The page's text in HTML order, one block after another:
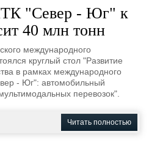
"Север - Юг" к
40 млн тонн
международного
круглый стол "Развитие
в рамках международного
- Юг": автомобильный
перевозок".
Читать полностью